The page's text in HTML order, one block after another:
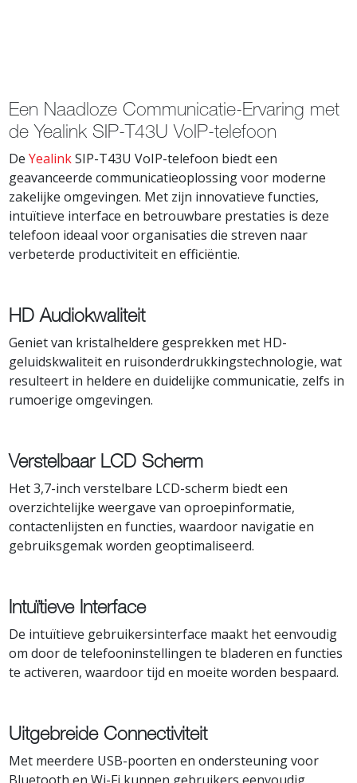
Een Naadloze Communicatie-Ervaring met
de Yealink SIP-T43U VoIP-telefoon
DeYealinkSIP-T43U VoIP-telefoon biedt een
geavanceerde communicatieoplossing voor moderne
zakelijke omgevingen. Met zijn innovatieve functies,
intuïtieve interface en betrouwbare prestaties is deze
telefoon ideaal voor organisaties die streven naar
verbeterde productiviteit en efficiëntie.
HD Audiokwaliteit
Geniet van kristalheldere gesprekken met HD-
geluidskwaliteit en ruisonderdrukkingstechnologie, wat
resulteert in heldere en duidelijke communicatie, zelfs in
rumoerige omgevingen.
Verstelbaar LCD Scherm
Het 3,7-inch verstelbare LCD-scherm biedt een
overzichtelijke weergave van oproepinformatie,
contactenlijsten en functies, waardoor navigatie en
gebruiksgemak worden geoptimaliseerd.
Intuïtieve Interface
De intuïtieve gebruikersinterface maakt het eenvoudig
om door de telefooninstellingen te bladeren en functies
te activeren, waardoor tijd en moeite worden bespaard.
Uitgebreide Connectiviteit
Met meerdere USB-poorten en ondersteuning voor
Bluetooth en Wi-Fi kunnen gebruikers eenvoudig